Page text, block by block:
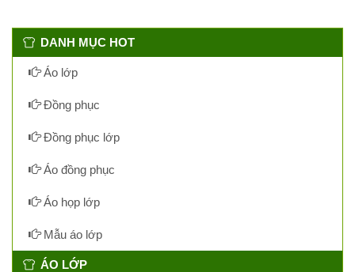
DANH MỤC HOT
Áo lớp
Đồng phục
Đồng phục lớp
Áo đồng phục
Áo họp lớp
Mẫu áo lớp
ÁO LỚP